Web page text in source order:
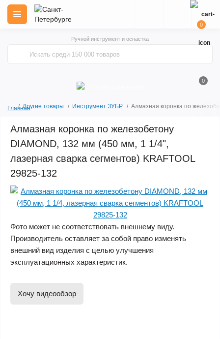
Ручной инструмент и оснастка
0
0
ГлавнаяДругие товары Инструмент ЗУБР Алмазная коронка по
Алмазная коронка по железобетону
DIAMOND, 132 мм (450 мм, 1 1/4",
лазерная сварка сегментов) KRAFTOOL
29825-132
Фото может не соответствовать внешнему виду.
Производитель оставляет за собой право изменять
внешний вид изделия с целью улучшения
эксплуатационных характеристик.
Хочу видеообзор